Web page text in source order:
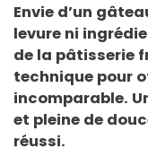
Envie d’un
levure ni
de la pâtisserie
technique pour
incomparable.
et pleine de
réussi.